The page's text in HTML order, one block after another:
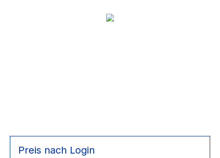
Bildergalerie überspringen
Preis nach Login